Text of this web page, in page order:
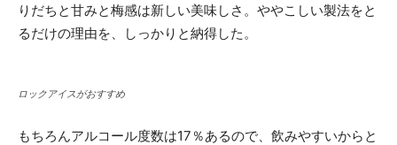
りだちと甘みと梅感は新しい美味しさ。ややこしい製法をと
るだけの理由を、しっかりと納得した。
ロックアイスがおすすめ
もちろんアルコール度数は17％あるので、飲みやすいからと